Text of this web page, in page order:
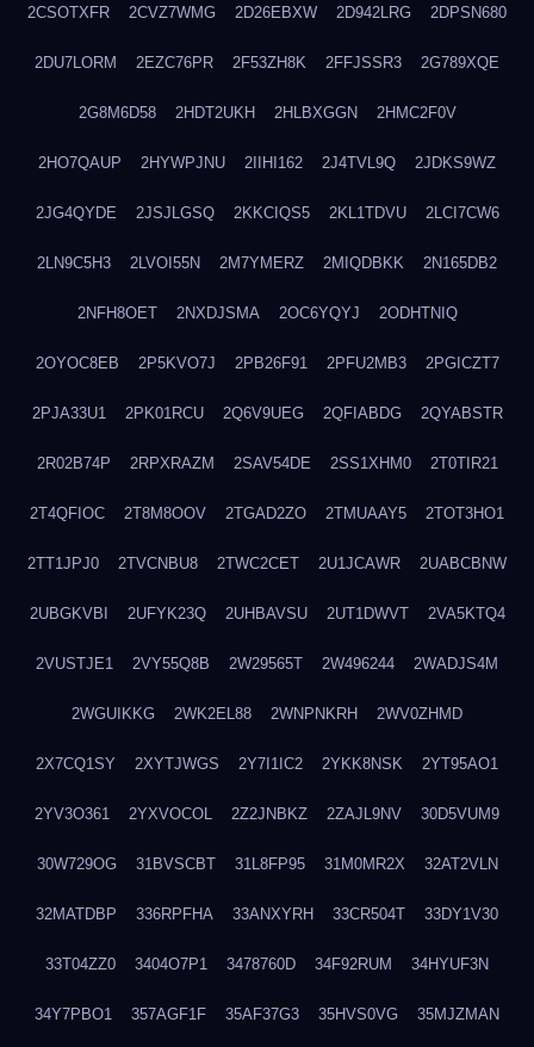
2CSOTXFR 2CVZ7WMG 2D26EBXW 2D942LRG 2DPSN680
2DU7LORM 2EZC76PR 2F53ZH8K 2FFJSSR3 2G789XQE
2G8M6D58 2HDT2UKH 2HLBXGGN 2HMC2F0V
2HO7QAUP 2HYWPJNU 2IIHI162 2J4TVL9Q 2JDKS9WZ
2JG4QYDE 2JSJLGSQ 2KKCIQS5 2KL1TDVU 2LCI7CW6
2LN9C5H3 2LVOI55N 2M7YMERZ 2MIQDBKK 2N165DB2
2NFH8OET 2NXDJSMA 2OC6YQYJ 2ODHTNIQ
2OYOC8EB 2P5KVO7J 2PB26F91 2PFU2MB3 2PGICZT7
2PJA33U1 2PK01RCU 2Q6V9UEG 2QFIABDG 2QYABSTR
2R02B74P 2RPXRAZM 2SAV54DE 2SS1XHM0 2T0TIR21
2T4QFIOC 2T8M8OOV 2TGAD2ZO 2TMUAAY5 2TOT3HO1
2TT1JPJ0 2TVCNBU8 2TWC2CET 2U1JCAWR 2UABCBNW
2UBGKVBI 2UFYK23Q 2UHBAVSU 2UT1DWVT 2VA5KTQ4
2VUSTJE1 2VY55Q8B 2W29565T 2W496244 2WADJS4M
2WGUIKKG 2WK2EL88 2WNPNKRH 2WV0ZHMD
2X7CQ1SY 2XYTJWGS 2Y7I1IC2 2YKK8NSK 2YT95AO1
2YV3O361 2YXVOCOL 2Z2JNBKZ 2ZAJL9NV 30D5VUM9
30W729OG 31BVSCBT 31L8FP95 31M0MR2X 32AT2VLN
32MATDBP 336RPFHA 33ANXYRH 33CR504T 33DY1V30
33T04ZZ0 3404O7P1 3478760D 34F92RUM 34HYUF3N
34Y7PBO1 357AGF1F 35AF37G3 35HVS0VG 35MJZMAN